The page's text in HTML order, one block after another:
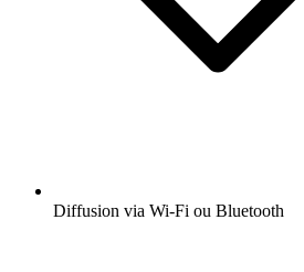
Diffusion via Wi-Fi ou Bluetooth